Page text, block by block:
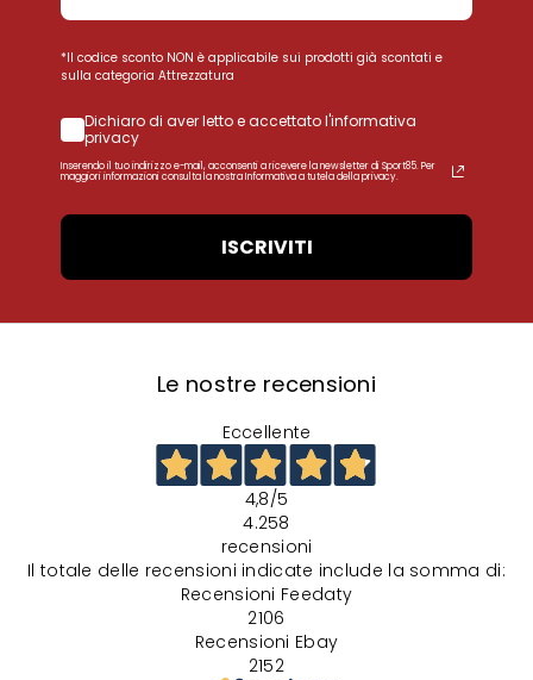
*Il codice sconto NON è applicabile sui prodotti già scontati e
sulla categoria Attrezzatura
Dichiaro di aver letto e accettato l'informativa
privacy
Inserendo il tuo indirizzo e-mail, acconsenti a ricevere la newsletter di Sport85. Per
maggiori informazioni consulta la nostra Informativa a tutela della privacy.
ISCRIVITI
Le nostre recensioni
Eccellente
4,8/5
4.258
recensioni
Il totale delle recensioni indicate include la somma di:
Recensioni Feedaty
2106
Recensioni Ebay
2152